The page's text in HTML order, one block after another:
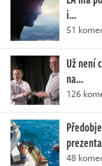
i…
51
Už není
na…
126
48